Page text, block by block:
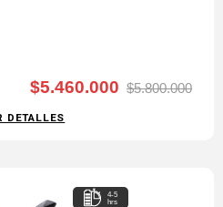
$5.460.000 $5.800.000
DETALLES
4-5
hrs